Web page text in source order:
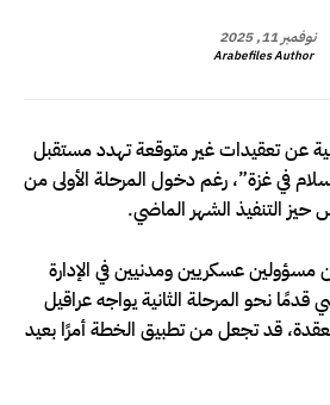
نوفمبر 11, 2025
Arabefiles Author
عن تعقيدات غير متوقعة تهدد مستقبل
في غزة”، رغم دخول المرحلة الأولى من
حيز التنفيذ الشهر الماضي.
مسؤولين عسكريين ومدنيين في الإدارة
قدمًا نحو المرحلة الثانية يواجه عراقيل
قد تجعل من تطبيق الخطة أمرًا بعيد